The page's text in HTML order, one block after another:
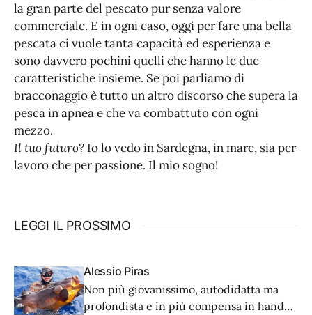
la gran parte del pescato pur senza valore
commerciale. E in ogni caso, oggi per fare una bella
pescata ci vuole tanta capacità ed esperienza e
sono davvero pochini quelli che hanno le due
caratteristiche insieme. Se poi parliamo di
bracconaggio è tutto un altro discorso che supera la
pesca in apnea e che va combattuto con ogni
mezzo.
Il tuo futuro? Io lo vedo in Sardegna, in mare, sia per
lavoro che per passione. Il mio sogno!
LEGGI IL PROSSIMO
Alessio Piras
Non più giovanissimo, autodidatta ma
profondista e in più compensa in hand